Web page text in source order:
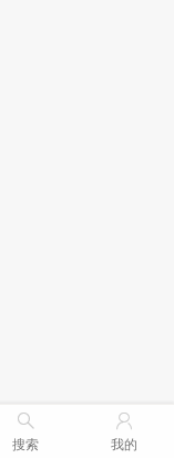

搜索

我的